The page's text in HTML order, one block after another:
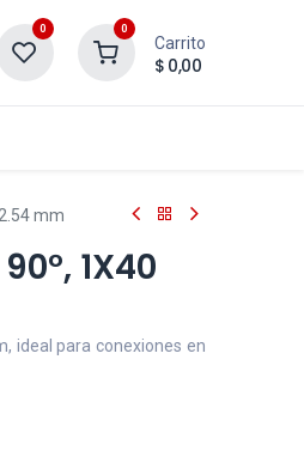
0 0
Carrito
$ 0,00
mm
1X40
ideal para conexiones en